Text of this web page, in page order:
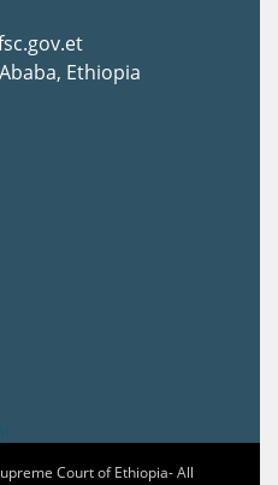
Ethiopia
Court of Ethiopia- All